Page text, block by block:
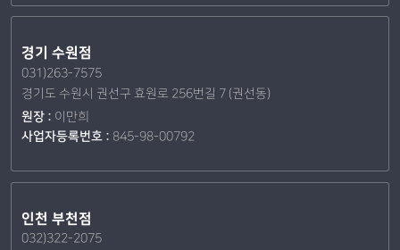
경기 수원점
031)263-7575
경기도 수원시 권선구 효원로 256번길 7 (권선동)
원장 : 이만희
사업자등록번호 : 845-98-00792
인천 부천점
032)322-2075